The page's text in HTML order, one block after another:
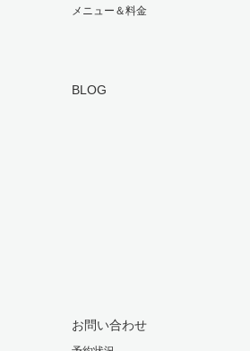
メニュー＆料金
BLOG
お問い合わせ